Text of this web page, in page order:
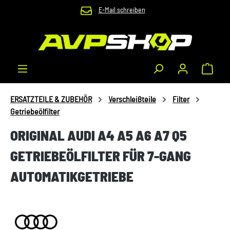
Zum Hauptinhalt springen E-Mail schreiben
ERSATZTEILE & ZUBEHÖR Verschleißteile
Filter
Getriebeölfilter
ORIGINAL AUDI A4 A5 A6 A7 Q5
GETRIEBEÖLFILTER FÜR 7-GANG
AUTOMATIKGETRIEBE